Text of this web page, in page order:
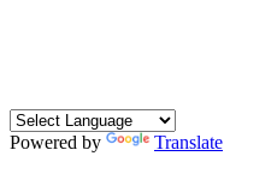
Powered by Translate